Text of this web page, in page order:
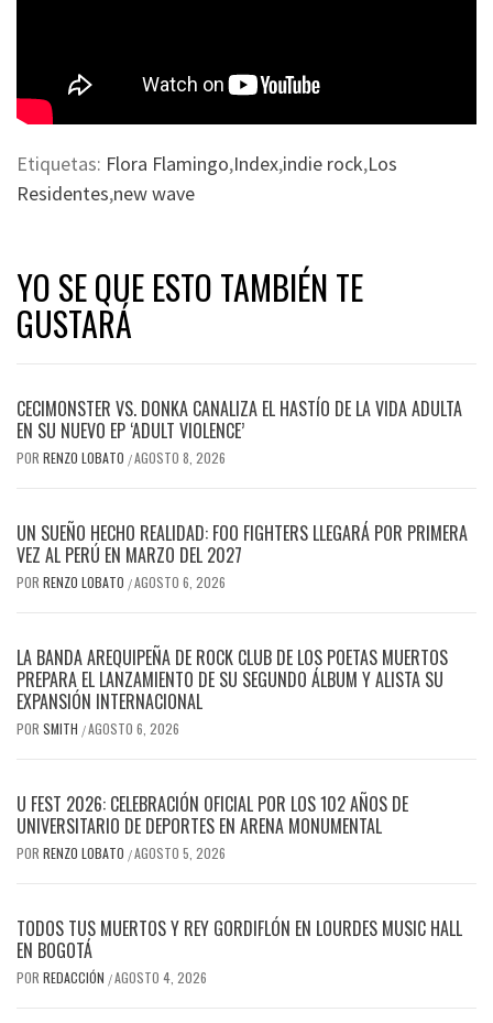
Etiquetas: Flora Flamingo,Index,indie rock,Los
Residentes,new wave
YO SE QUE ESTO TAMBIÉN TE
GUSTARÁ
CECIMONSTER VS. DONKA CANALIZA EL HASTÍO DE LA VIDA ADULTA
EN SU NUEVO EP ‘ADULT VIOLENCE’
POR RENZO LOBATO /AGOSTO 8, 2026
UN SUEÑO HECHO REALIDAD: FOO FIGHTERS LLEGARÁ POR PRIMERA
VEZ AL PERÚ EN MARZO DEL 2027
POR RENZO LOBATO /AGOSTO 6, 2026
LA BANDA AREQUIPEÑA DE ROCK CLUB DE LOS POETAS MUERTOS
PREPARA EL LANZAMIENTO DE SU SEGUNDO ÁLBUM Y ALISTA SU
EXPANSIÓN INTERNACIONAL
POR SMITH /AGOSTO 6, 2026
U FEST 2026: CELEBRACIÓN OFICIAL POR LOS 102 AÑOS DE
UNIVERSITARIO DE DEPORTES EN ARENA MONUMENTAL
POR RENZO LOBATO /AGOSTO 5, 2026
TODOS TUS MUERTOS Y REY GORDIFLÓN EN LOURDES MUSIC HALL
EN BOGOTÁ
POR REDACCIÓN /AGOSTO 4, 2026